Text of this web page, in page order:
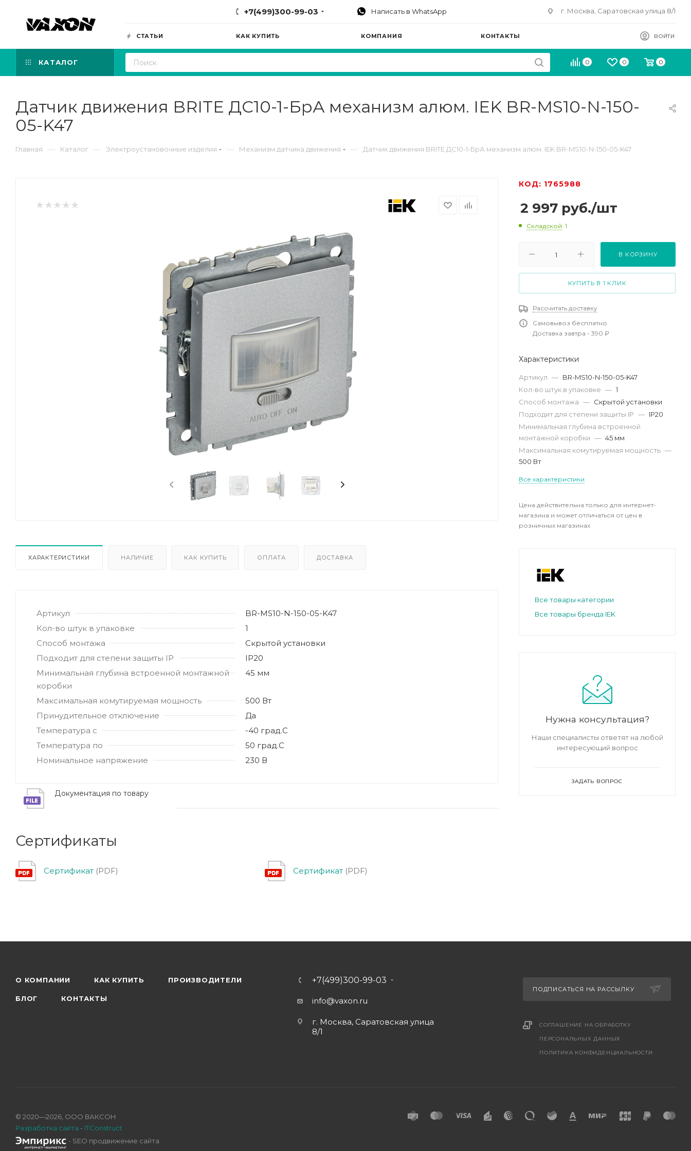
+7(499)300-99-03 Написать в WhatsApp г. Москва, Саратовская улица 8/1
ВОЙТИ
СТАТЬИ КАК КУПИТЬ КОМПАНИЯ КОНТАКТЫ
0 0 0
КАТАЛОГ
Датчик движения BRITE ДС10-1-БрА механизм алюм. IEK BR-MS10-N-150-
05-K47
Главная — Каталог — Электроустановочные изделия — Механизм датчика движения — Датчик движения BRITE ДС10-1-БрА механизм алюм. IEK BR-MS10-N-150-05-K47
ХАРАКТЕРИСТИКИ НАЛИЧИЕ КАК КУПИТЬ ОПЛАТА ДОСТАВКА
Артикул
BR-MS10-N-150-05-K47
Кол-во штук в упаковке
1
Способ монтажа
Скрытой установки
Подходит для степени защиты IP
IP20
Минимальная глубина встроенной монтажной
коробки
45 мм
Максимальная комутируемая мощность
500 Вт
Принудительное отключение
Да
Температура с
-40 град.C
Температура по
50 град.C
Номинальное напряжение
230 В
Документация по товару
Сертификаты
Сертификат (PDF) Сертификат (PDF)
КОД: 1765988
2 997 руб./шт
Складской: 1
В КОРЗИНУ
КУПИТЬ В 1 КЛИК
Рассчитать доставку
Самовывоз бесплатно
Доставка завтра - 390 ₽
Характеристики
Артикул — BR-MS10-N-150-05-K47
Кол-во штук в упаковке — 1
Способ монтажа — Скрытой установки
Подходит для степени защиты IP — IP20
Минимальная глубина встроенной
монтажной коробки — 45 мм
Максимальная комутируемая мощность —
500 Вт
Все характеристики
Цена действительна только для интернет-
магазина и может отличаться от цен в
розничных магазинах
Все товары категории
Все товары бренда IEK
Нужна консультация?
Наши специалисты ответят на любой
интересующий вопрос
ЗАДАТЬ ВОПРОС
О КОМПАНИИ КАК КУПИТЬ ПРОИЗВОДИТЕЛИ
БЛОГ КОНТАКТЫ
+7(499)300-99-03
info@vaxon.ru
г. Москва, Саратовская улица
8/1
ПОДПИСАТЬСЯ НА РАССЫЛКУ
СОГЛАШЕНИЕ НА ОБРАБОТКУ
ПЕРСОНАЛЬНЫХ ДАННЫХ
ПОЛИТИКА КОНФИДЕНЦИАЛЬНОСТИ
© 2020—2026, ООО ВАКСОН
Разработка сайта - ITConstruct
- SEO продвижение сайта